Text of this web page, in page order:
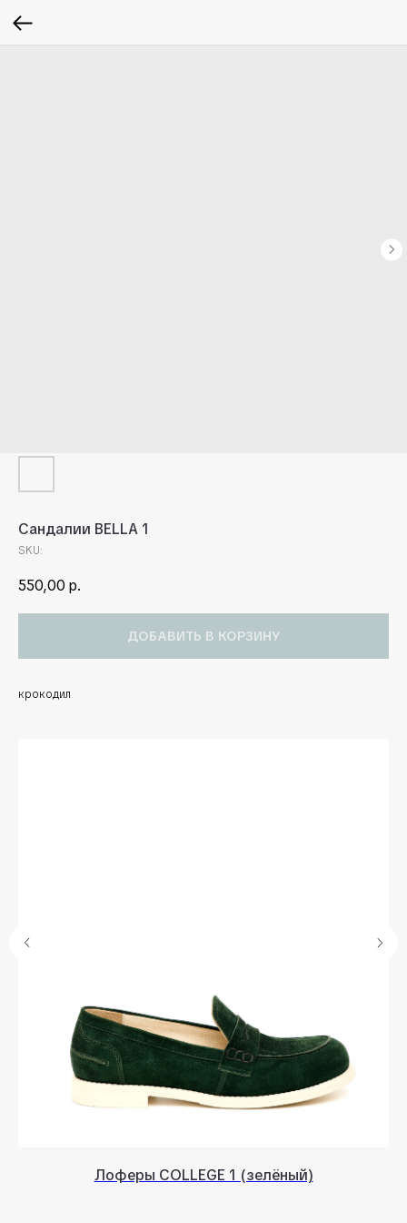
Сандалии BELLA 1
SKU:
550,00 р.
ДОБАВИТЬ В КОРЗИНУ
крокодил
Лоферы COLLEGE 1 (зелёный)